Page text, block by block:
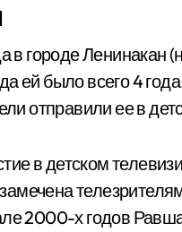
в городе
ей было всего 4
отправили ее в
в детском
2000-х годов